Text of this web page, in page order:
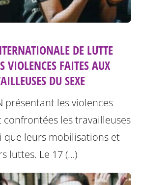
DE LUTTE
VIOLENCES FAITES AUX
DU SEXE
présentant les violences
confrontées les travailleuses
que leurs mobilisations et
luttes. Le 17 (…)